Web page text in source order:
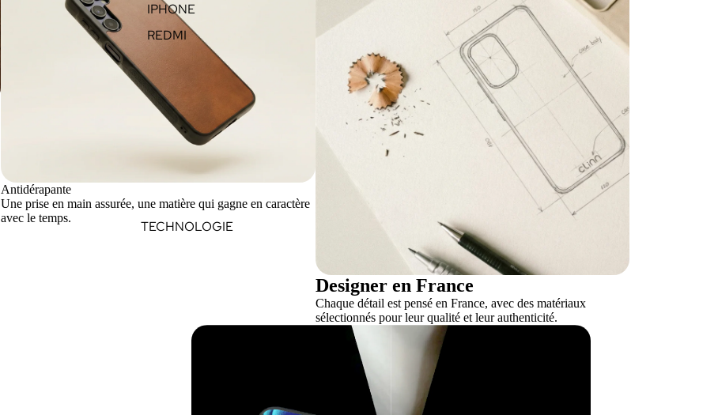
IPHONE
REDMI
TECHNOLOGIE
Antidérapante
Une prise en main assurée, une matière qui gagne en caractère
avec le temps.
Designer en France
Chaque détail est pensé en France, avec des matériaux
sélectionnés pour leur qualité et leur authenticité.